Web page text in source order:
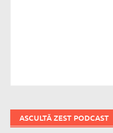
ASCULTĂ ZEST PODCAST